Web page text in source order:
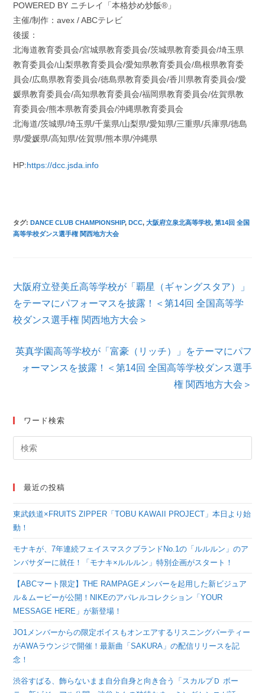
POWERED BY ニチレイ「本格炒め炒飯®︎」
主催/制作：avex / ABCテレビ
後援：
北海道教育委員会/宮城県教育委員会/茨城県教育委員会/埼玉県
教育委員会/山梨県教育委員会/愛知県教育委員会/島根県教育委
員会/広島県教育委員会/徳島県教育委員会/香川県教育委員会/愛
媛県教育委員会/高知県教育委員会/福岡県教育委員会/佐賀県教
育委員会/熊本県教育委員会/沖縄県教育委員会
北海道/茨城県/埼玉県/千葉県/山梨県/愛知県/三重県/兵庫県/徳島
県/愛媛県/高知県/佐賀県/熊本県/沖縄県
HP:https://dcc.jsda.info
タグ:DANCE CLUB CHAMPIONSHIP, DCC, 大阪府立泉北高等学校, 第14回 全国
高等学校ダンス選手権 関西地方大会
そ
の
他
の
記
を
大阪府立登美丘高等学校が「覇星（ギャングスタア）」
をテーマにパフォーマスを披露！＜第14回 全国高等学
校ダンス選手権 関西地方大会＞
英真学園高等学校が「富豪（リッチ）」をテーマにパフ
ォーマンスを披露！＜第14回 全国高等学校ダンス選手
権 関西地方大会＞
ワード検索
最近の投稿
東武鉄道×FRUITS ZIPPER「TOBU KAWAII PROJECT」本日より始
動！
モナキが、7年連続フェイスマスクブランドNo.1の「ルルルン」のア
ンバサダーに就任！「モナキ×ルルルン」特別企画がスタート！
【ABCマート限定】THE RAMPAGEメンバーを起用した新ビジュア
ル＆ムービーが公開！NIKEのアパレルコレクション「YOUR
MESSAGE HERE」が新登場！
JO1メンバーからの限定ボイスもオンエアするリスニングパーティー
がAWAラウンジで開催！最新曲「SAKURA」の配信リリースを記
念！
渋谷すばる、飾らないまま自分自身と向き合う「スカルプＤ ボー